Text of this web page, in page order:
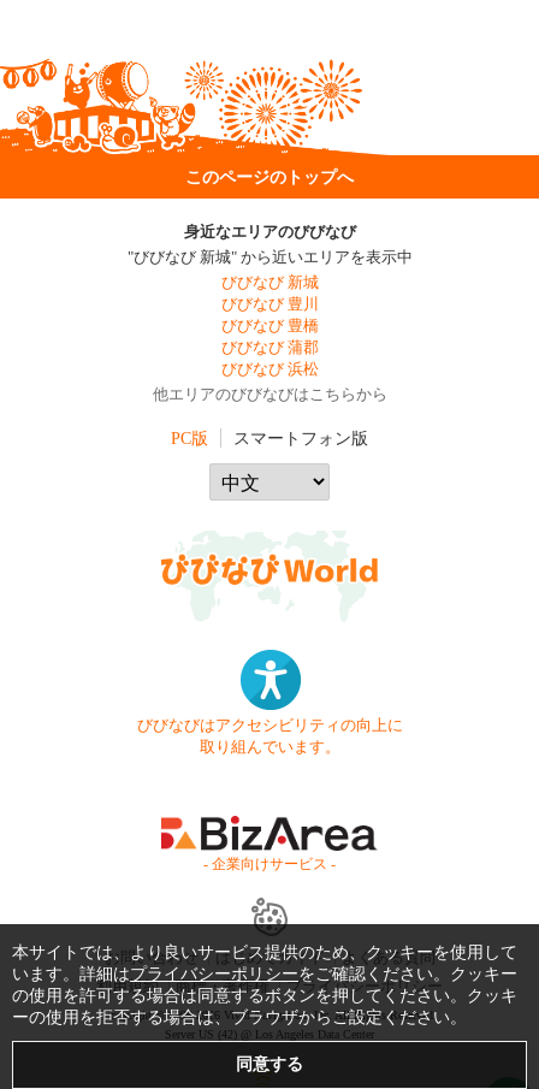
このページのトップへ
身近なエリアのびびなび
"びびなび 新城" から近いエリアを表示中
びびなび 新城
びびなび 豊川
びびなび 豊橋
びびなび 蒲郡
びびなび 浜松
他エリアのびびなびはこちらから
PC版 スマートフォン版
びびなびはアクセシビリティの向上に
取り組んでいます。
- 企業向けサービス -
お問い合わせ はじめてガイド
よくある質問
利用規約
商標・著作権 プライバシーポリシー
Copyright © 1999-2026 Vivid Navigation, Inc. All Rights Reserved.
Server US (42) @ Los Angeles Data Center
本サイトでは、より良いサービス提供のため、クッキーを使用して
います。詳細はプライバシーポリシーをご確認ください。クッキー
の使用を許可する場合は同意するボタンを押してください。クッキ
ーの使用を拒否する場合は、ブラウザからご設定ください。